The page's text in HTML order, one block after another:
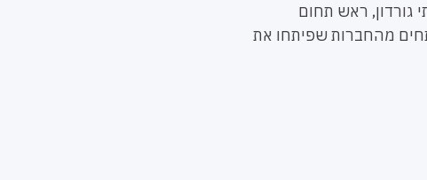
גורדון, ראש תחום
מהחברות שפיתחו את